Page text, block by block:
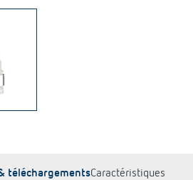
téléchargementsCaractéristiques